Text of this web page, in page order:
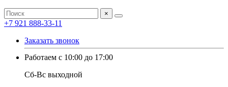
×
+7 921 888-33-11
Заказать звонок
Работаем с 10:00 до 17:00
Сб-Вс выходной